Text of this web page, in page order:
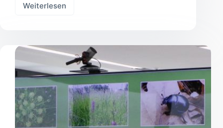
Weiterlesen
Gemeinsam
im
Westen
Ruandas
gestalten:
Wichtige
Neuigkeiten
aus
dem
Living